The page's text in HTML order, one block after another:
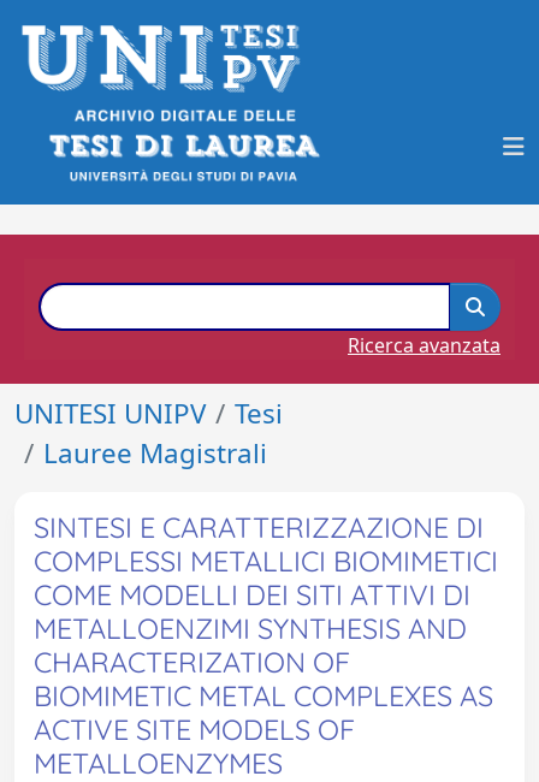
Ricerca avanzata
UNITESI UNIPV
Tesi
Lauree Magistrali
SINTESI E CARATTERIZZAZIONE DI
COMPLESSI METALLICI BIOMIMETICI
COME MODELLI DEI SITI ATTIVI DI
METALLOENZIMI SYNTHESIS AND
CHARACTERIZATION OF
BIOMIMETIC METAL COMPLEXES AS
ACTIVE SITE MODELS OF
METALLOENZYMES